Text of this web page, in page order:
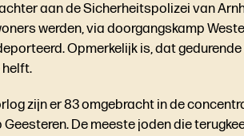
aan de Sicherheitspolizei van
werden, via doorgangskamp
Opmerkelijk is, dat
helft.
zijn er 83 omgebracht in de
De meeste joden die